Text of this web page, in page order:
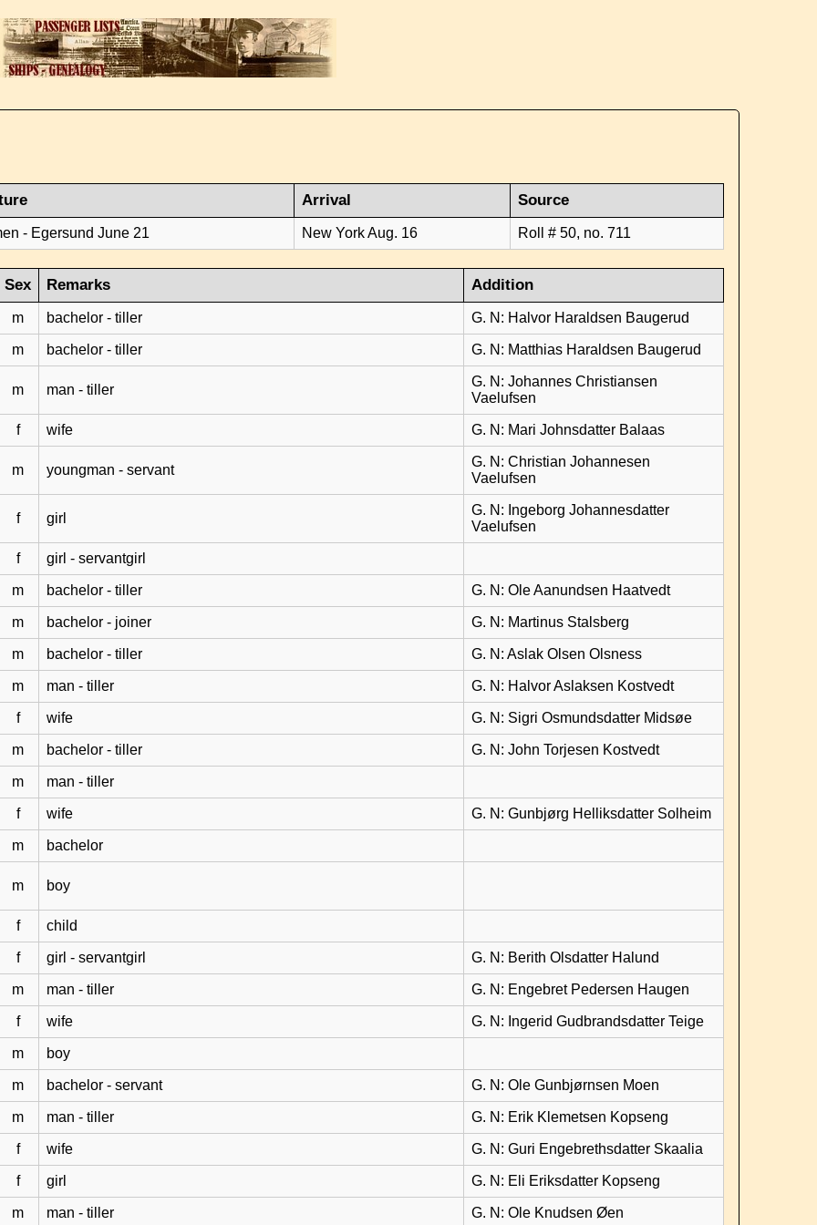
Arrival Source
- Egersund June 21 New York Aug. 16 Roll # 50, no. 711
Sex Remarks Addition
m bachelor - tiller G. N: Halvor Haraldsen Baugerud
m bachelor - tiller G. N: Matthias Haraldsen Baugerud
m man - tiller
G. N: Johannes Christiansen
Vaelufsen
f wife G. N: Mari Johnsdatter Balaas
m youngman - servant
G. N: Christian Johannesen
Vaelufsen
f girl
G. N: Ingeborg Johannesdatter
Vaelufsen
f girl - servantgirl
m bachelor - tiller G. N: Ole Aanundsen Haatvedt
m bachelor - joiner G. N: Martinus Stalsberg
m bachelor - tiller G. N: Aslak Olsen Olsness
m man - tiller G. N: Halvor Aslaksen Kostvedt
f wife G. N: Sigri Osmundsdatter Midsøe
m bachelor - tiller G. N: John Torjesen Kostvedt
m man - tiller
f wife G. N: Gunbjørg Helliksdatter Solheim
m bachelor
m boy
f child
f girl - servantgirl G. N: Berith Olsdatter Halund
m man - tiller G. N: Engebret Pedersen Haugen
f wife G. N: Ingerid Gudbrandsdatter Teige
m boy
m bachelor - servant G. N: Ole Gunbjørnsen Moen
m man - tiller G. N: Erik Klemetsen Kopseng
f wife G. N: Guri Engebrethsdatter Skaalia
f girl G. N: Eli Eriksdatter Kopseng
m man - tiller G. N: Ole Knudsen Øen